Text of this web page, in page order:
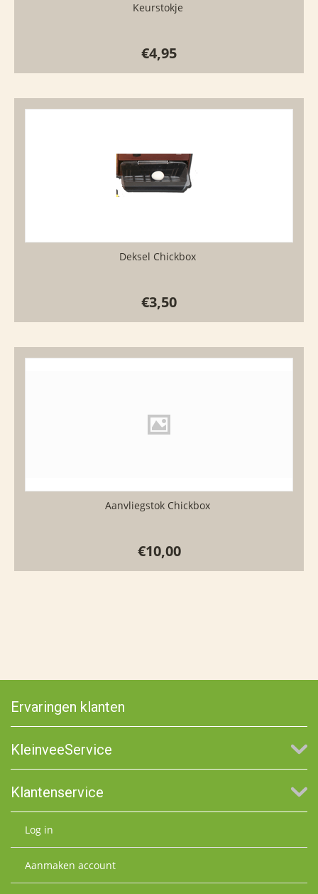
Keurstokje
€4,95
Deksel Chickbox
€3,50
Aanvliegstok Chickbox
€10,00
Ervaringen klanten
KleinveeService
Klantenservice
Log in
Aanmaken account